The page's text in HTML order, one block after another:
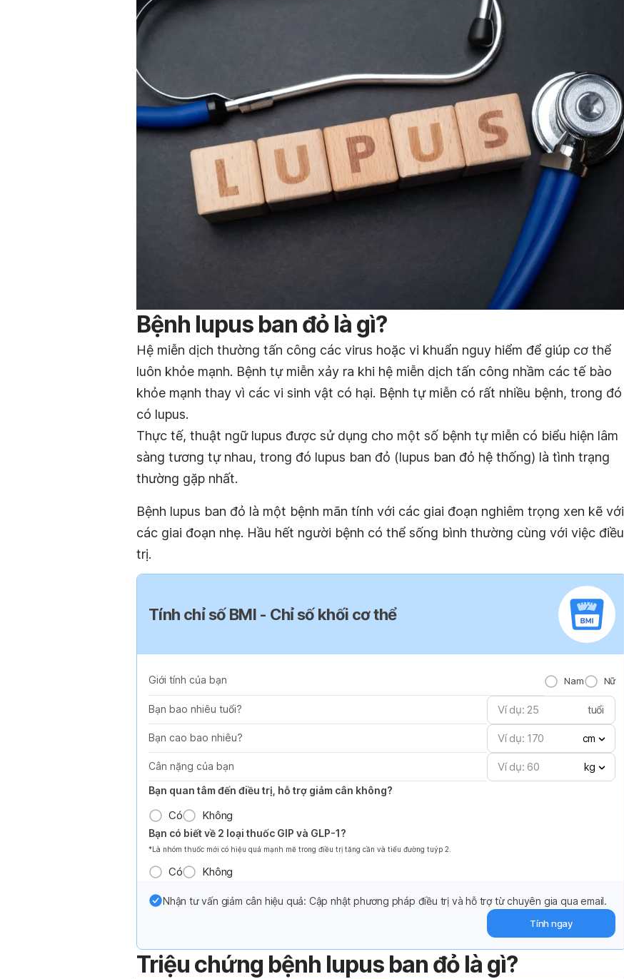
Bệnh lupus ban đỏ là gì?
Hệ miễn dịch thường tấn công các virus hoặc vi khuẩn nguy hiểm để giúp cơ thể
luôn khỏe mạnh. Bệnh tự miễn xảy ra khi hệ miễn dịch tấn công nhầm các tế bào
khỏe mạnh thay vì các vi sinh vật có hại. Bệnh tự miễn có rất nhiều bệnh, trong đó
có lupus.
Thực tế, thuật ngữ lupus được sử dụng cho một số bệnh tự miễn có biểu hiện lâm
sàng tương tự nhau, trong đó lupus ban đỏ (lupus ban đỏ hệ thống) là tình trạng
thường gặp nhất.
Bệnh lupus ban đỏ là một bệnh mãn tính với các giai đoạn nghiêm trọng xen kẽ với
các giai đoạn nhẹ. Hầu hết người bệnh có thể sống bình thường cùng với việc điều
trị.
Tính chỉ số BMI - Chỉ số khối cơ thể
Giới tính của bạn Nam Nữ
Bạn bao nhiêu tuổi? tuổi
Bạn cao bao nhiêu? cm
Cân nặng của bạn
kg
Bạn quan tâm đến điều trị, hỗ trợ giảm cân không?
Có Không
Bạn có biết về 2 loại thuốc GIP và GLP-1?
*Là nhóm thuốc mới có hiệu quả mạnh mẽ trong điều trị tăng cần và tiểu đường tuýp 2.
Có Không
Nhận tư vấn giảm cân hiệu quả: Cập nhật phương pháp điều trị và hỗ trợ từ chuyên gia qua email.
Tính ngay
Triệu chứng bệnh lupus ban đỏ là gì?